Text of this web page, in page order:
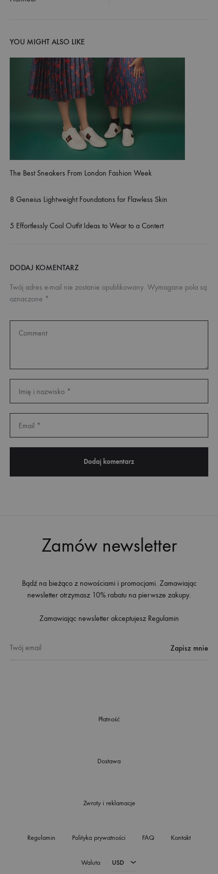
YOU MIGHT ALSO LIKE
The Best Sneakers From London Fashion Week
8 Geneius Lightweight Foundations for Flawless Skin
5 Effortlessly Cool Outfit Ideas to Wear to a Contert
DODAJ KOMENTARZ
Twój adres e-mail nie zostanie opublikowany. Wymagane pola są
oznaczone *
Zamów newsletter
Bądź na bieżąco z nowościami i promocjami. Zamawiając
newsletter otrzymasz 10% rabatu na pierwsze zakupy.
Zamawiając newsletter akceptujesz Regulamin
Płatność
Dostawa
Zwroty i reklamacje
Regulamin Polityka prywatności FAQ Kontakt
Waluta USD